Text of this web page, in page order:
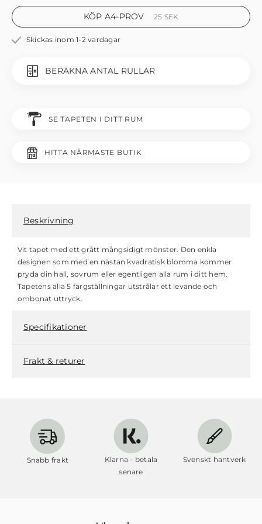
Skickas inom 1-2 vardagar
BERÄKNA ANTAL RULLAR
KÖP A4-PROV 25 SEK
SE TAPETEN I DITT RUM
HITTA NÄRMASTE BUTIK
Beskrivning
Vit tapet med ett grått mångsidigt mönster. Den enkla
designen som med en nästan kvadratisk blomma kommer
pryda din hall, sovrum eller egentligen alla rum i ditt hem.
Tapetens alla 5 färgställningar utstrålar ett levande och
ombonat uttryck.
Specifikationer
Frakt & returer
Snabb frakt
Klarna - betala
senare
Svenskt hantverk